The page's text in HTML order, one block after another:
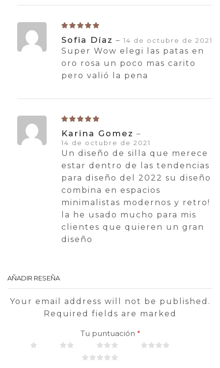
Sofia Díaz – 14 de octubre de 2021
Super Wow elegi las patas en
oro rosa un poco mas carito
pero valió la pena
Karina Gomez –
14 de octubre de 2021
Un diseño de silla que merece
estar dentro de las tendencias
para diseño del 2022 su diseño
combina en espacios
minimalistas modernos y retro!
la he usado mucho para mis
clientes que quieren un gran
diseño
AÑADIR RESEÑA
Your email address will not be published.
Required fields are marked
Tu puntuación *